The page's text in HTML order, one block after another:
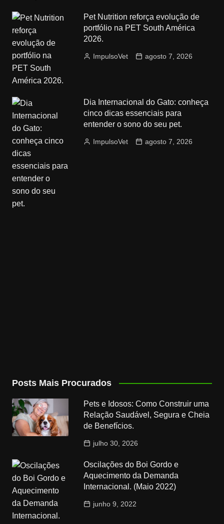
Pet Nutrition reforça evolução de
portfólio na PET South América
2026.
ImpulsoVet agosto 7, 2026
Dia Internacional do Gato: conheça
cinco dicas essenciais para
entender o sono do seu pet.
ImpulsoVet agosto 7, 2026
Posts Mais Procurados
Pets e Idosos: Como Construir uma
Relação Saudável, Segura e Cheia
de Benefícios.
julho 30, 2026
Oscilações do Boi Gordo e
Aquecimento da Demanda
Internacional. (Maio 2022)
junho 9, 2022